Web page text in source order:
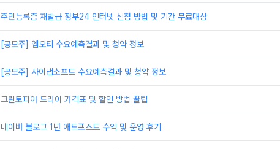
주민등록증 재발급 정부24 인터넷 신청 방법 및 기간 무료대상
[공모주] 엠오티 수요예측결과 및 청약 정보
[공모주] 사이냅소프트 수요예측결과 및 청약 정보
크린토피아 드라이 가격표 및 할인 방법 꿀팁
네이버 블로그 1년 애드포스트 수익 및 운영 후기